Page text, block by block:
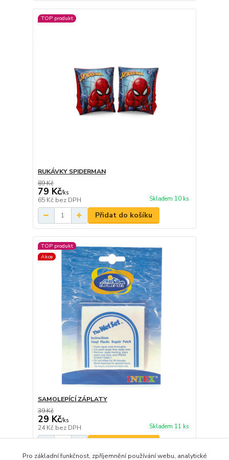
TOP produkt
RUKÁVKY SPIDERMAN
89 Kč
79 Kč/ks
65 Kč bez DPH Skladem 10 ks
Přidat do košíku
TOP produkt
Akce
SAMOLEPÍCÍ ZÁPLATY
39 Kč
29 Kč/ks
24 Kč bez DPH Skladem 11 ks
Pro základní funkčnost, zpříjemnění používání webu, analytické